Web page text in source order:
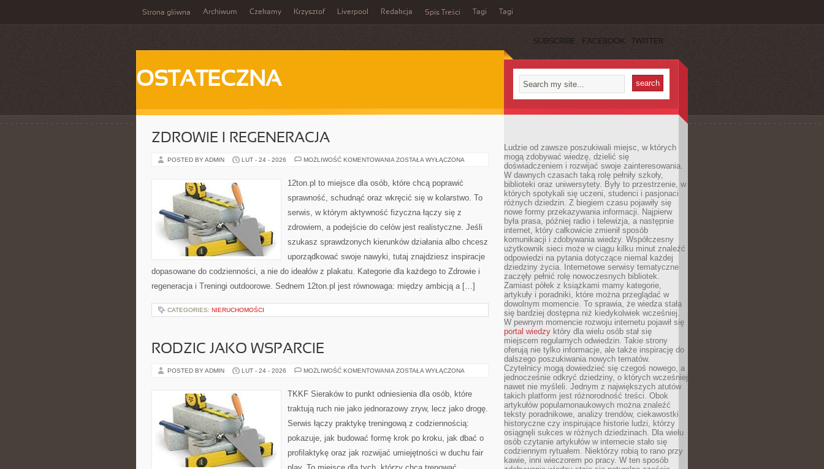
Strona główna Archiwum Czekamy Krzysztof Liverpool Redakcja Spis Treści Tagi Tagi
SUBSCRIBE FACEBOOK TWITTER
OSTATECZNA
ZDROWIE I REGENERACJA
POSTED BY ADMIN LUT - 24 - 2026 MOŻLIWOŚĆ KOMENTOWANIA ZDROWIE
ZOSTAŁA WYŁĄCZONA
12ton.pl to miejsce dla osób, które chcą poprawić
sprawność, schudnąć oraz wkręcić się w kolarstwo. To
serwis, w którym aktywność fizyczna łączy się z
zdrowiem, a podejście do celów jest realistyczne. Jeśli
szukasz sprawdzonych kierunków działania albo chcesz
uporządkować swoje nawyki, tutaj znajdziesz inspiracje
dopasowane do codzienności, a nie do ideałów z plakatu. Kategorie dla każdego to Zdrowie i
regeneracja i Treningi outdoorowe. Sednem 12ton.pl jest równowaga: między ambicją a […]
CATEGORIES: NIERUCHOMOŚCI
RODZIC JAKO WSPARCIE
POSTED BY ADMIN LUT - 24 - 2026 MOŻLIWOŚĆ KOMENTOWANIA RODZIC
ZOSTAŁA WYŁĄCZONA
TKKF Sieraków to punkt odniesienia dla osób, które
traktują ruch nie jako jednorazowy zryw, lecz jako drogę.
Serwis łączy praktykę treningową z codziennością:
pokazuje, jak budować formę krok po kroku, jak dbać o
profilaktykę oraz jak rozwijać umiejętności w duchu fair
Ludzie od zawsze poszukiwali miejsc, w których
mogą zdobywać wiedzę, dzielić się
doświadczeniem i rozwijać swoje zainteresowania.
W dawnych czasach taką rolę pełniły szkoły,
biblioteki oraz uniwersytety. Były to przestrzenie, w
których spotykali się uczeni, studenci i pasjonaci
różnych dziedzin. Z biegiem czasu pojawiły się
nowe formy przekazywania informacji. Najpierw
była prasa, później radio i telewizja, a następnie
internet, który całkowicie zmienił sposób
komunikacji i zdobywania wiedzy. Współczesny
użytkownik sieci może w ciągu kilku minut znaleźć
odpowiedzi na pytania dotyczące niemal każdej
dziedziny życia. Internetowe serwisy tematyczne
zaczęły pełnić rolę nowoczesnych bibliotek.
Zamiast półek z książkami mamy kategorie,
artykuły i poradniki, które można przeglądać w
dowolnym momencie. To sprawia, że wiedza stała
się bardziej dostępna niż kiedykolwiek wcześniej.
W pewnym momencie rozwoju internetu pojawił się
portal wiedzy który dla wielu osób stał się
miejscem regularnych odwiedzin. Takie strony
oferują nie tylko informacje, ale także inspirację do
dalszego poszukiwania nowych tematów.
Czytelnicy mogą dowiedzieć się czegoś nowego, a
jednocześnie odkryć dziedziny, o których wcześniej
nawet nie myśleli. Jednym z największych atutów
takich platform jest różnorodność treści. Obok
artykułów popularnonaukowych można znaleźć
teksty poradnikowe, analizy trendów, ciekawostki
historyczne czy inspirujące historie ludzi, którzy
osiągnęli sukces w różnych dziedzinach. Dla wielu
osób czytanie artykułów w internecie stało się
codziennym rytuałem. Niektórzy robią to rano przy
kawie, inni wieczorem po pracy. W ten sposób